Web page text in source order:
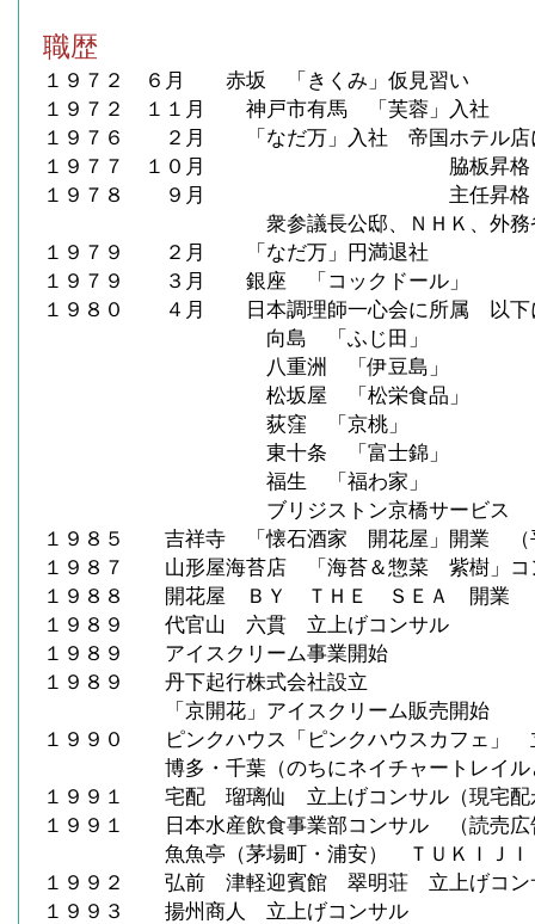
職歴
１９７２ ６月 赤坂 「きくみ」仮見習い
１９７２ １１月 神戸市有馬 「芙蓉」入社
１９７６ ２月 「なだ万」入社 帝国ホテル店
１９７７ １０月 脇板昇格
１９７８ ９月 主任昇格
衆参議長公邸、ＮＨＫ、外務省等
１９７９ ２月 「なだ万」円満退社
１９７９ ３月 銀座 「コックドール」
１９８０ ４月 日本調理師一心会に所属 以下
向島 「ふじ田」
八重洲 「伊豆島」
松坂屋 「松栄食品」
荻窪 「京桃」
東十条 「富士錦」
福生 「福わ家」
ブリジストン京橋サービス
１９８５ 吉祥寺 「懐石酒家 開花屋」開業 （
１９８７ 山形屋海苔店 「海苔＆惣菜 紫樹」コ
１９８８ 開花屋 ＢＹ ＴＨＥ ＳＥＡ 開業
１９８９ 代官山 六貫 立上げコンサル
１９８９ アイスクリーム事業開始
１９８９ 丹下起行株式会社設立
「京開花」アイスクリーム販売開始
１９９０ ピンクハウス「ピンクハウスカフェ」
博多・千葉（のちにネイチャートレイル
１９９１ 宅配 瑠璃仙 立上げコンサル（現宅配
１９９１ 日本水産飲食事業部コンサル （読売広
魚魚亭（茅場町・浦安） ＴＵＫＩＪＩ
１９９２ 弘前 津軽迎賓館 翠明荘 立上げコン
１９９３ 揚州商人 立上げコンサル